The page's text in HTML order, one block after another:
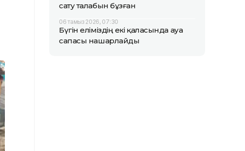
сату талабын бұзған
06 тамыз 2026, 07:30
Бүгін еліміздің екі қаласында ауа
сапасы нашарлайды